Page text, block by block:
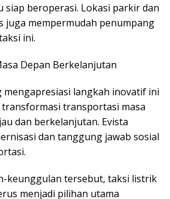
siap beroperasi. Lokasi parkir dan
juga mempermudah penumpang
ini.
Depan Berkelanjutan
mengapresiasi langkah inovatif ini
transportasi masa
dan berkelanjutan. Evista
dan tanggung jawab sosial
keunggulan tersebut, taksi listrik
menjadi pilihan utama